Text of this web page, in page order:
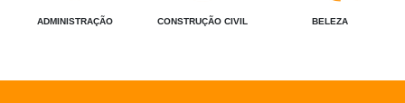
ADMINISTRAÇÃO CONSTRUÇÃO CIVIL BELEZA